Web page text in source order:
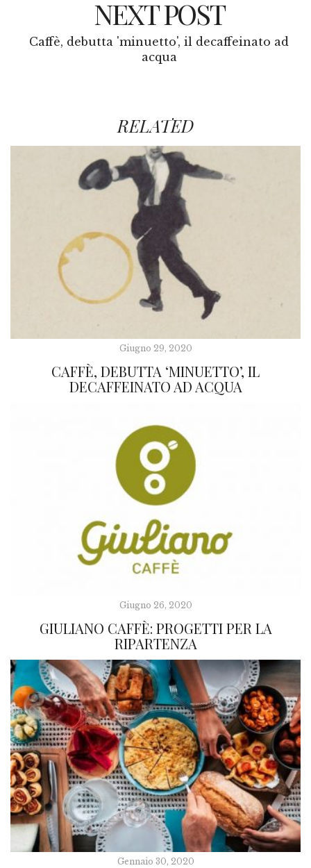
NEXT POST
Caffè, debutta 'minuetto', il decaffeinato ad
acqua
RELATED
Giugno 29, 2020
CAFFÈ, DEBUTTA ‘MINUETTO’, IL
DECAFFEINATO AD ACQUA
Giugno 26, 2020
GIULIANO CAFFÈ: PROGETTI PER LA
RIPARTENZA
Gennaio 30, 2020